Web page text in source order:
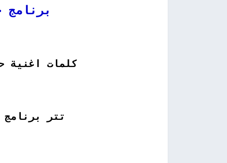
برنامج خواطر
كلمات اغنية
تتر برنامج